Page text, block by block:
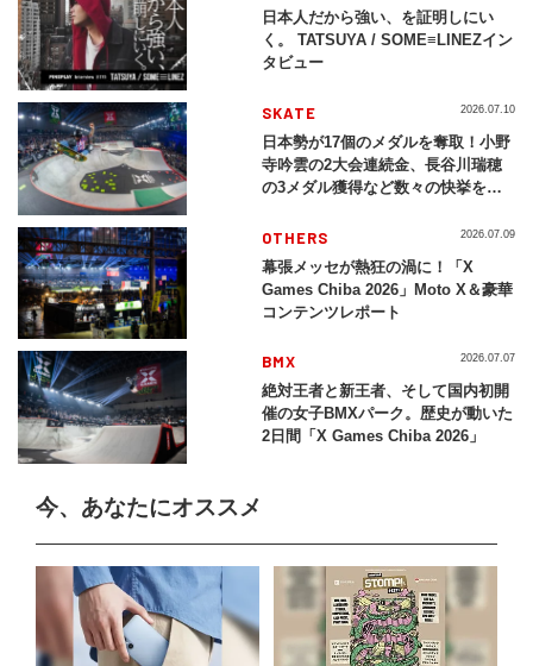
日本人だから強い、を証明しにい
く。 TATSUYA / SOME≡LINEZイン
タビュー
SKATE
日本勢が17個のメダルを奪取！小野
寺吟雲の2大会連続金、長谷川瑞穂
の3メダル獲得など数々の快挙をプ
2026」
2026.07.10
OTHERS
幕張メッセが熱狂の渦に！「X
Games Chiba 2026」Moto X＆豪華
コンテンツレポート
2026.07.09
BMX
絶対王者と新王者、そして国内初開
催の女子BMXパーク。歴史が動いた
2日間「X Games Chiba 2026」
2026.07.07
今、あなたにオススメ